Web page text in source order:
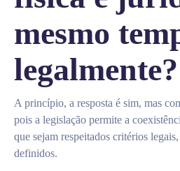
mesmo
legalmente?
A princípio, a resposta é sim, mas
pois a legislação permite a
que sejam respeitados critérios
definidos.